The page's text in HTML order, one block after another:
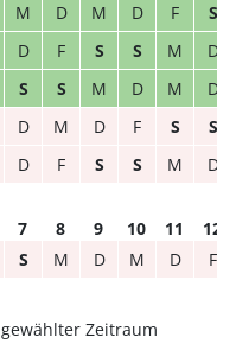
M D M D F
S
D F S S M
D
S S M D M
D
D M D F S
S
D F S S M D
7 8 9 10 11
12
S M D M D F
gewählter Zeitraum